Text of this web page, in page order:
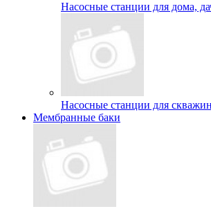
Насосные станции для дома,
Насосные станции для
Мембранные баки